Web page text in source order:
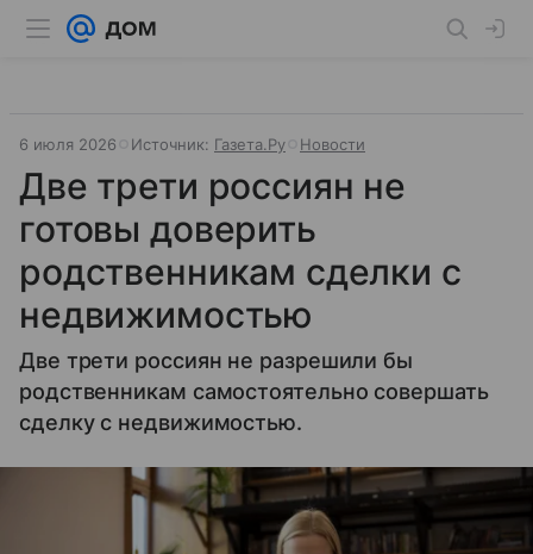
6 июля 2026 Источник: Газета.Ру Новости
Две трети россиян не
готовы доверить
родственникам сделки с
недвижимостью
Две трети россиян не разрешили бы
родственникам самостоятельно совершать
сделку с недвижимостью.